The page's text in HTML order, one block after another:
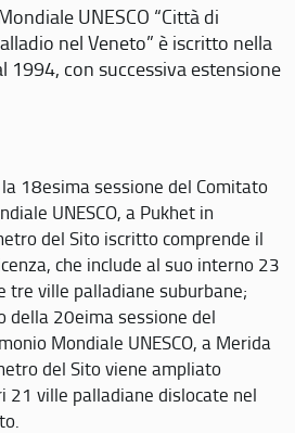
UNESCO “Città di
nel Veneto” è iscritto nella
1994, con successiva estensione
18esima sessione del Comitato
UNESCO, a Pukhet in
del Sito iscritto comprende il
che include al suo interno 23
tre ville palladiane suburbane;
della 20eima sessione del
Mondiale UNESCO, a Merida
del Sito viene ampliato
21 ville palladiane dislocate nel